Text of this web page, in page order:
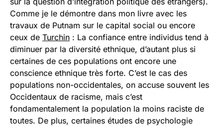
Comme je le démontre dans mon livre avec les
travaux de Putnam sur le capital social ou encore
ceux de Turchin : La confiance entre individus tend à
diminuer par la diversité ethnique, d’autant plus si
certaines de ces populations ont encore une
conscience ethnique très forte. C’est le cas des
populations non-occidentales, on accuse souvent les
Occidentaux de racisme, mais c’est
fondamentalement la population la moins raciste de
toutes. De plus, certaines études de psychologie